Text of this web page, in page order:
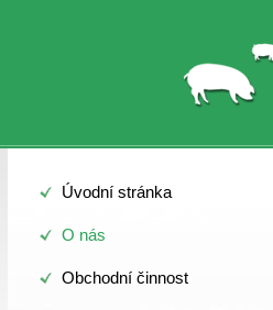
Úvodní stránka
O nás
Obchodní činnost